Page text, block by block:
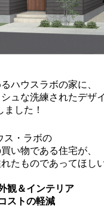
ハウスラボの家に、
ュな洗練されたデザ
ました！
ス・ラボの
い物である住宅が、
たものであってほしい
観＆インテリア
ストの軽減